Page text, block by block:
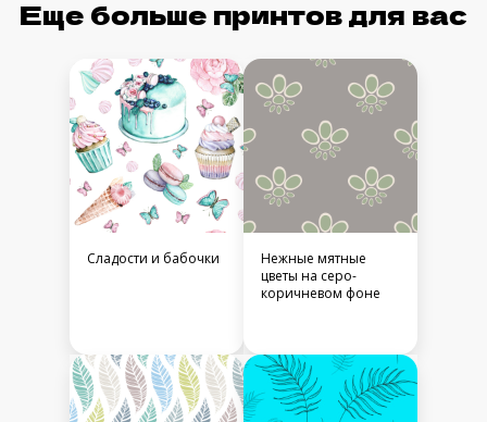
Еще больше принтов для вас
Сладости и бабочки
Нежные мятные
цветы на серо-
коричневом фоне